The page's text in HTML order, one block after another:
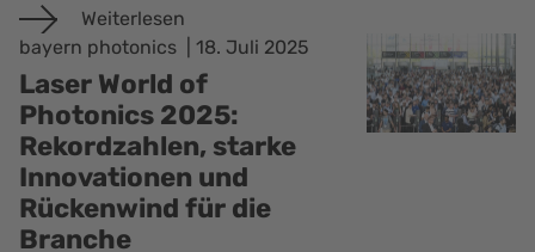
Weiterlesen
bayern photonics
18. Juli 2025
Laser World of
Photonics 2025:
Rekordzahlen, starke
Innovationen und
Rückenwind für die
Branche